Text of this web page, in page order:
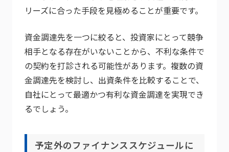
リーズに合った手段を見極めることが重要です。
資金調達先を一つに絞ると、投資家にとって競争
相手となる存在がいないことから、不利な条件で
の契約を打診される可能性があります。複数の資
金調達先を検討し、出資条件を比較することで、
自社にとって最適かつ有利な資金調達を実現でき
るでしょう。
予定外のファイナンススケジュールに